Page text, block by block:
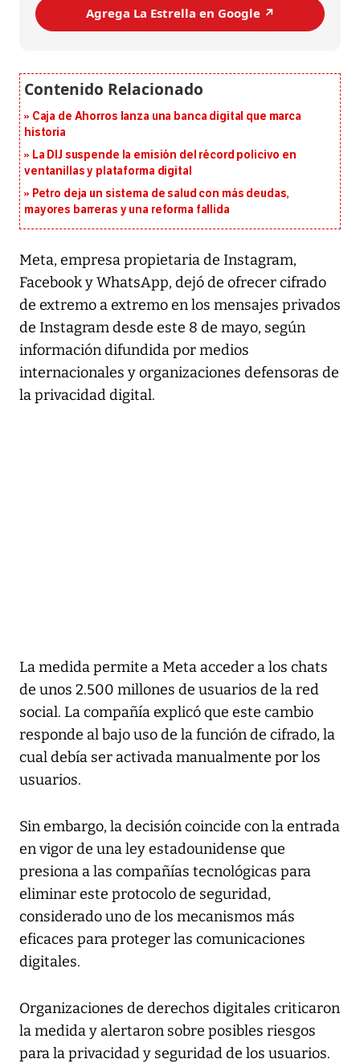
Agrega La Estrella en Google ↗️
Caja de Ahorros lanza una banca digital que marca
historia
La DIJ suspende la emisión del récord policivo en
ventanillas y plataforma digital
Petro deja un sistema de salud con más deudas,
mayores barreras y una reforma fallida
Meta, empresa propietaria de Instagram,
Facebook y WhatsApp, dejó de ofrecer cifrado
de extremo a extremo en los mensajes privados
de Instagram desde este 8 de mayo, según
información difundida por medios
internacionales y organizaciones defensoras de
la privacidad digital.
La medida permite a Meta acceder a los chats
de unos 2.500 millones de usuarios de la red
social. La compañía explicó que este cambio
responde al bajo uso de la función de cifrado, la
cual debía ser activada manualmente por los
usuarios.
Sin embargo, la decisión coincide con la entrada
en vigor de una ley estadounidense que
presiona a las compañías tecnológicas para
eliminar este protocolo de seguridad,
considerado uno de los mecanismos más
eficaces para proteger las comunicaciones
digitales.
Organizaciones de derechos digitales criticaron
la medida y alertaron sobre posibles riesgos
para la privacidad y seguridad de los usuarios.